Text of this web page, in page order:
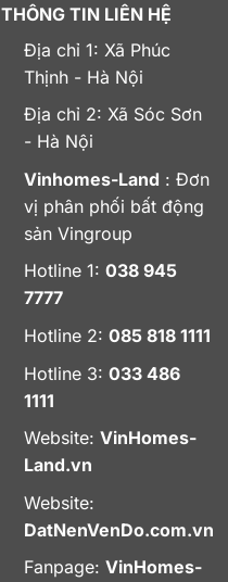
THÔNG TIN LIÊN HỆ
Địa chỉ 1: Xã Phúc
Thịnh - Hà Nội
Địa chỉ 2: Xã Sóc Sơn
- Hà Nội
Vinhomes-Land : Đơn
vị phân phối bất động
sản Vingroup
Hotline 1: 038 945
7777
Hotline 2: 085 818 1111
Hotline 3: 033 486
1111
Website: VinHomes-
Land.vn
Website:
DatNenVenDo.com.vn
Fanpage: VinHomes-